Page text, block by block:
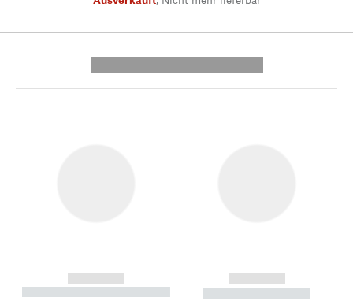
------------
----------- ----------- --------
------------
----------- -----------